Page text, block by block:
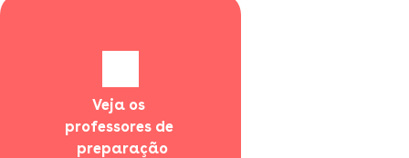
Veja os
professores de